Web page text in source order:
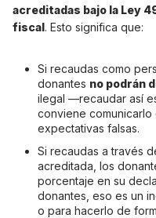
acreditadas bajo la Ley
fiscal. Esto significa que:
Si recaudas como
donantes no podrán
ilegal —recaudar así
conviene
expectativas falsas.
Si recaudas a través
acreditada, los
porcentaje en su
donantes, eso es un
o para hacerlo de